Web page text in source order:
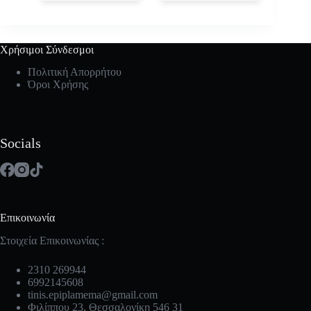
Χρήσιμοι Σύνδεσμοι
Πολιτική Απορρήτου
Όροι Χρήσης
Socials
Επικοινωνία
Στοιχεία Επικοινωνίας :
2310 269944
6992145608
tinis.epiplamema@gmail.com
Φιλίππου 23, Θεσσαλονίκη 546 31